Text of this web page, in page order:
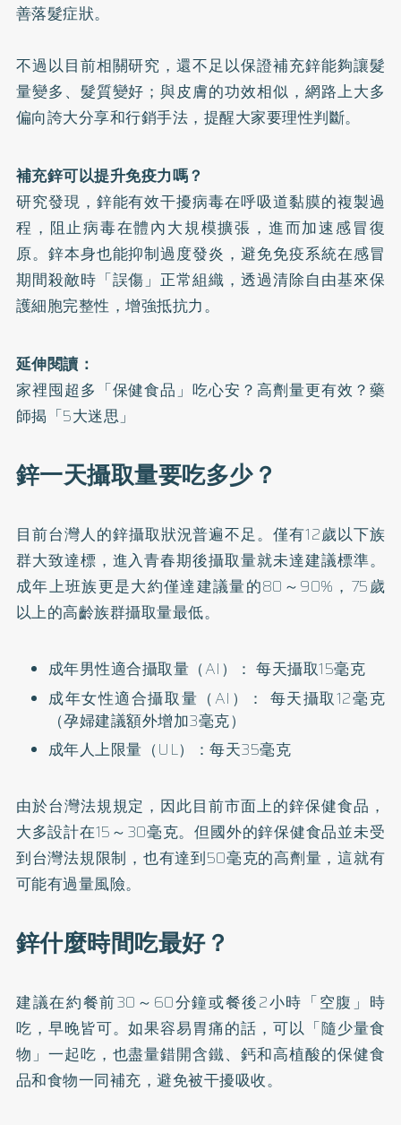
善落髮症狀。
不過以目前相關研究，還不足以保證補充鋅能夠讓髮
量變多、髮質變好；與皮膚的功效相似，網路上大多
偏向誇大分享和行銷手法，提醒大家要理性判斷。
補充鋅可以提升免疫力嗎？
研究發現，鋅能有效干擾病毒在呼吸道黏膜的複製過
程，阻止病毒在體內大規模擴張，進而加速感冒復
原。鋅本身也能抑制過度發炎，避免免疫系統在感冒
期間殺敵時「誤傷」正常組織，透過清除自由基來保
護細胞完整性，增強抵抗力。
延伸閱讀：
家裡囤超多「保健食品」吃心安？高劑量更有效？藥
師揭「5大迷思」
鋅一天攝取量要吃多少？
目前台灣人的鋅攝取狀況普遍不足。僅有12歲以下族
群大致達標，進入青春期後攝取量就未達建議標準。
成年上班族更是大約僅達建議量的80～90%，75歲
以上的高齡族群攝取量最低。
成年男性適合攝取量（AI）： 每天攝取15毫克
成年女性適合攝取量（AI）： 每天攝取12毫克
（孕婦建議額外增加3毫克）
成年人上限量（UL）：每天35毫克
由於台灣法規規定，因此目前市面上的鋅保健食品，
大多設計在15～30毫克。但國外的鋅保健食品並未受
到台灣法規限制，也有達到50毫克的高劑量，這就有
可能有過量風險。
鋅什麼時間吃最好？
建議在約餐前30～60分鐘或餐後2小時「空腹」時
吃，早晚皆可。如果容易胃痛的話，可以「隨少量食
物」一起吃，也盡量錯開含鐵、鈣和高植酸的保健食
品和食物一同補充，避免被干擾吸收。